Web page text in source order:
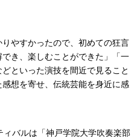
やすかったので、初めての狂言
き、楽しむことができた」「一
といった演技を間近で見ること
想を寄せ、伝統芸能を身近に感
バルは「神戸学院大学吹奏楽部